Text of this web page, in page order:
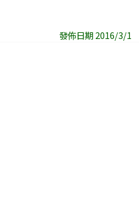
發佈日期 2016/3/1